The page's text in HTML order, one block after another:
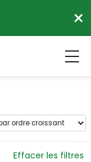
×
Effacer les filtres